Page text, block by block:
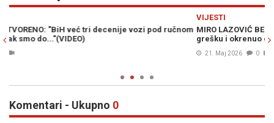
MIRO LAZOVIĆ BEZ DLAKE NA JEZIKU: "Schmidt je napravio veliku
grešku i okrenuo ogroman broj građana protiv sebe"
Komentari - Ukupno 0